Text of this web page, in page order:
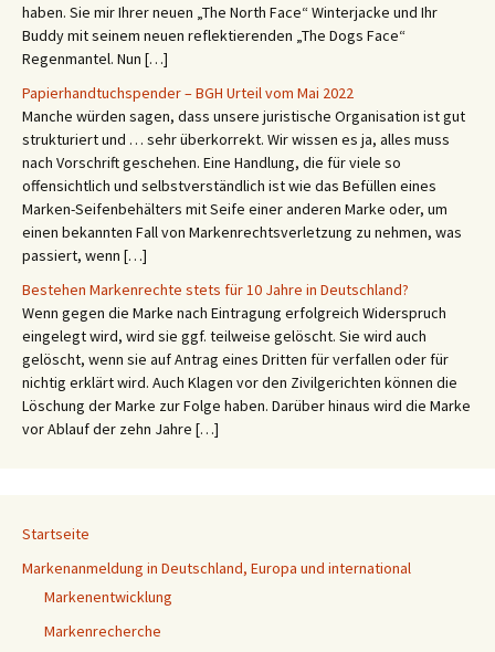
haben. Sie mir Ihrer neuen „The North Face“ Winterjacke und Ihr
Buddy mit seinem neuen reflektierenden „The Dogs Face“
Regenmantel. Nun […]
Papierhandtuchspender – BGH Urteil vom Mai 2022
Manche würden sagen, dass unsere juristische Organisation ist gut
strukturiert und … sehr überkorrekt. Wir wissen es ja, alles muss
nach Vorschrift geschehen. Eine Handlung, die für viele so
offensichtlich und selbstverständlich ist wie das Befüllen eines
Marken-Seifenbehälters mit Seife einer anderen Marke oder, um
einen bekannten Fall von Markenrechtsverletzung zu nehmen, was
passiert, wenn […]
Bestehen Markenrechte stets für 10 Jahre in Deutschland?
Wenn gegen die Marke nach Eintragung erfolgreich Widerspruch
eingelegt wird, wird sie ggf. teilweise gelöscht. Sie wird auch
gelöscht, wenn sie auf Antrag eines Dritten für verfallen oder für
nichtig erklärt wird. Auch Klagen vor den Zivilgerichten können die
Löschung der Marke zur Folge haben. Darüber hinaus wird die Marke
vor Ablauf der zehn Jahre […]
Startseite
Markenanmeldung in Deutschland, Europa und international
Markenentwicklung
Markenrecherche